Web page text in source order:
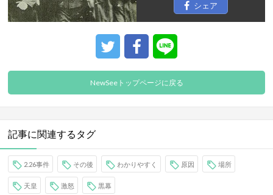
シェア
NewSeeトップページに戻る
記事に関連するタグ
2.26事件 その後 わかりやすく 原因 場所
天皇 激怒 黒幕